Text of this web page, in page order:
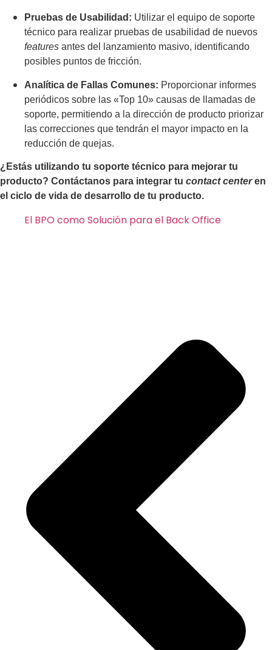
Pruebas de Usabilidad: Utilizar el equipo de soporte
técnico para realizar pruebas de usabilidad de nuevos
features antes del lanzamiento masivo, identificando
posibles puntos de fricción.
Analítica de Fallas Comunes: Proporcionar informes
periódicos sobre las «Top 10» causas de llamadas de
soporte, permitiendo a la dirección de producto priorizar
las correcciones que tendrán el mayor impacto en la
reducción de quejas.
¿Estás utilizando tu soporte técnico para mejorar tu
producto? Contáctanos para integrar tu contact centeren
el ciclo de vida de desarrollo de tu producto.
El BPO como Solución para el Back Office